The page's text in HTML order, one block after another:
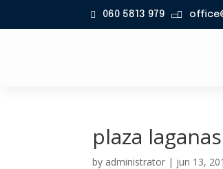
060 5813 979 
plaza
by administrator | jun 13,